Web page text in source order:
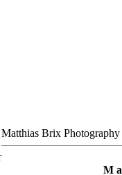
Matthias Brix
M